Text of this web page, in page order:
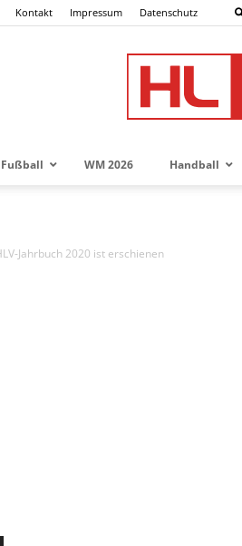
Kontakt Impressum Datenschutz
Fußball WM 2026 Handball
Jahrbuch 2020 ist erschienen